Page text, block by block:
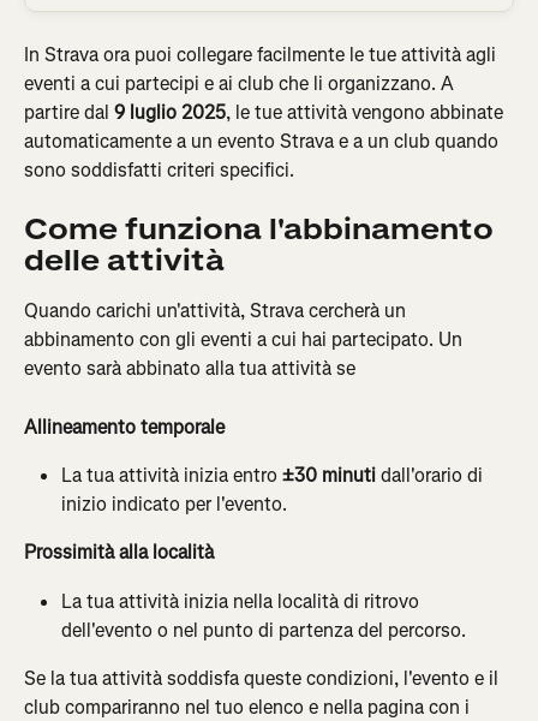
In Strava ora puoi collegare facilmente le tue attività agli
eventi a cui partecipi e ai club che li organizzano. A
partire dal 9 luglio 2025, le tue attività vengono abbinate
automaticamente a un evento Strava e a un club quando
sono soddisfatti criteri specifici.
Come funziona l'abbinamento
delle attività
Quando carichi un'attività, Strava cercherà un
abbinamento con gli eventi a cui hai partecipato. Un
evento sarà abbinato alla tua attività se
Allineamento temporale
La tua attività inizia entro ±30 minuti dall'orario di
inizio indicato per l'evento.
Prossimità alla località
La tua attività inizia nella località di ritrovo
dell'evento o nel punto di partenza del percorso.
Se la tua attività soddisfa queste condizioni, l'evento e il
club compariranno nel tuo elenco e nella pagina con i